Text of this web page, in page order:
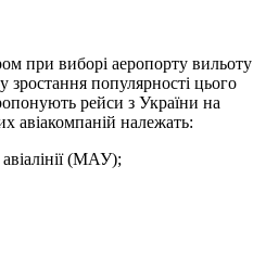
при виборі аеропорту вильоту
зростання популярності цього
рейси з України на
авіакомпаній належать:
(МАУ);